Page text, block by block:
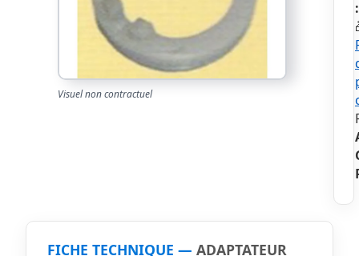
Visuel non contractuel
:
FICHE TECHNIQUE — ADAPTATEUR